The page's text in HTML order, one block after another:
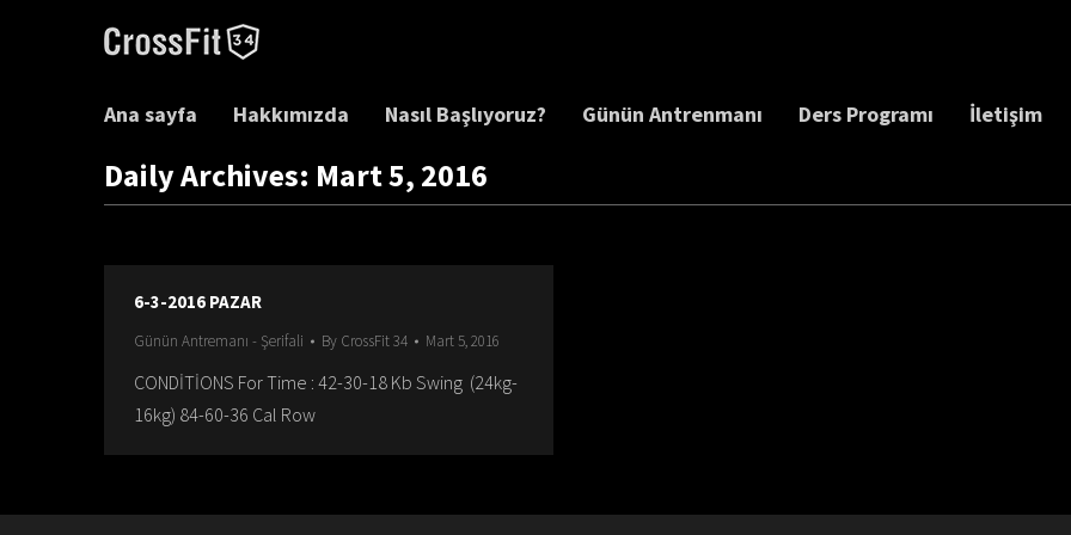
Ana sayfa Hakkımızda Nasıl Başlıyoruz? Günün Antrenmanı Ders Programı İletişim
Daily Archives: Mart 5, 2016
6-3-2016 PAZAR
Günün Antremanı - Şerifali By CrossFit 34 Mart 5, 2016
CONDİTİONS For Time : 42-30-18 Kb Swing (24kg-
16kg) 84-60-36 Cal Row